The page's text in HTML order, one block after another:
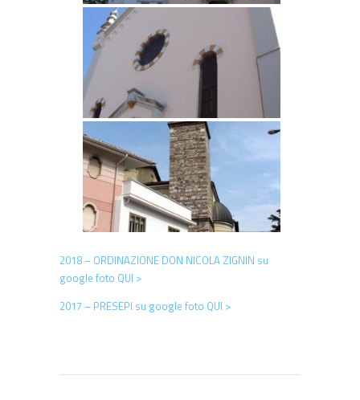
2018 – ORDINAZIONE DON NICOLA ZIGNIN su
google foto QUI >
2017 – PRESEPI su google foto QUI >